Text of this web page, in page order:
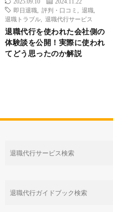
即日退職
評判・口コミ 退職
退職トラブル
退職代行サービス
退職代行を使われた会社側の
体験談を公開！実際に使われ
てどう思ったのか解説